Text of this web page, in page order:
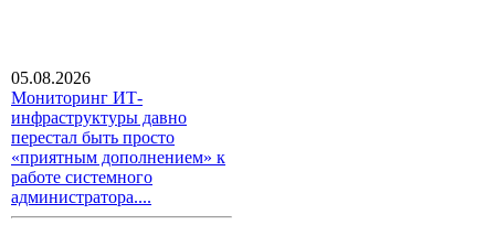
05.08.2026
Мониторинг ИТ-
инфраструктуры давно
перестал быть просто
«приятным дополнением» к
работе системного
администратора....